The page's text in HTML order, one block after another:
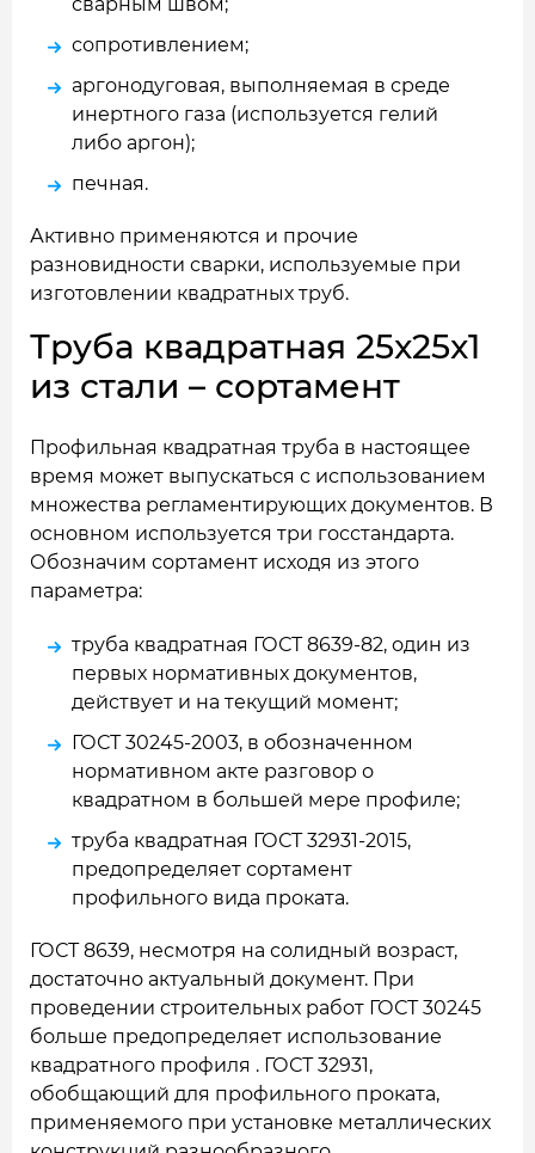
сопротивлением;
аргонодуговая, выполняемая в среде
инертного газа (используется гелий
либо аргон);
печная.
Активно применяются и прочие
разновидности сварки, используемые при
изготовлении квадратных труб.
Труба квадратная 25x25x1
из стали – сортамент
Профильная квадратная труба в настоящее
время может выпускаться с использованием
множества регламентирующих документов. В
основном используется три госстандарта.
Обозначим сортамент исходя из этого
параметра:
труба квадратная ГОСТ 8639-82, один из
первых нормативных документов,
действует и на текущий момент;
ГОСТ 30245-2003, в обозначенном
нормативном акте разговор о
квадратном в большей мере профиле;
труба квадратная ГОСТ 32931-2015,
предопределяет сортамент
профильного вида проката.
ГОСТ 8639, несмотря на солидный возраст,
достаточно актуальный документ. При
проведении строительных работ ГОСТ 30245
больше предопределяет использование
квадратного профиля . ГОСТ 32931,
обобщающий для профильного проката,
применяемого при установке металлических